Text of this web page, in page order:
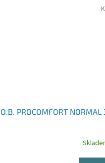
O.B. PROCOMFORT NORMAL